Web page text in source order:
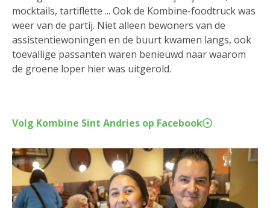
mocktails, tartiflette ... Ook de Kombine-foodtruck was
weer van de partij. Niet alleen bewoners van de
assistentiewoningen en de buurt kwamen langs, ook
toevallige passanten waren benieuwd naar waarom
de groene loper hier was uitgerold.
Volg Kombine Sint Andries op Facebook